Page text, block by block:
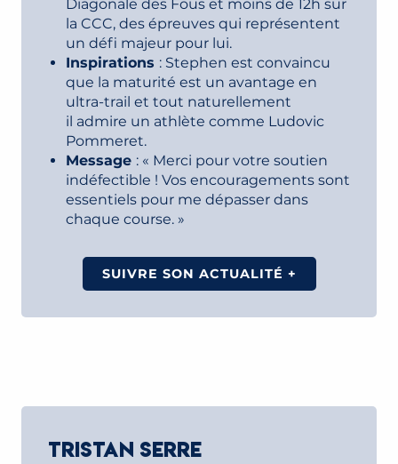
Diagonale des Fous et moins de 12h sur
la CCC, des épreuves qui représentent
un défi majeur pour lui.
Inspirations : Stephen est convaincu
que la maturité est un avantage en
ultra-trail et tout naturellement
il admire un athlète comme Ludovic
Pommeret.
Message : « Merci pour votre soutien
indéfectible ! Vos encouragements sont
essentiels pour me dépasser dans
chaque course. »
SUIVRE SON ACTUALITÉ +
TRISTAN SERRE